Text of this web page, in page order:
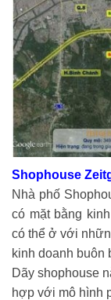
Shophouse
Nhà phố
có mặt bằng
có thể ở với
kinh doanh buôn
Dãy shophouse
hợp với mô hình